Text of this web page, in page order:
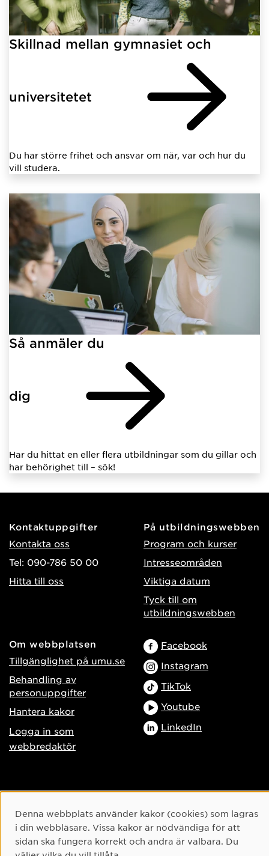
Skillnad mellan gymnasiet och
universitetet
Du har större frihet och ansvar om när, var och hur du
vill studera.
Så anmäler du
dig
Har du hittat en eller flera utbildningar som du gillar och
har behörighet till – sök!
Kontaktuppgifter
Kontakta oss
Tel: 090-786 50 00
Hitta till oss
På utbildningswebben
Program och kurser
Intresseområden
Viktiga datum
Tyck till om
utbildningswebben
Om webbplatsen
Tillgänglighet på umu.se
Behandling av
personuppgifter
Hantera kakor
Logga in som
webbredaktör
Facebook
Instagram
TikTok
Youtube
LinkedIn
Cookie-samtycke
Denna webbplats använder kakor (cookies) som lagras
i din webbläsare. Vissa kakor är nödvändiga för att
sidan ska fungera korrekt och andra är valbara. Du